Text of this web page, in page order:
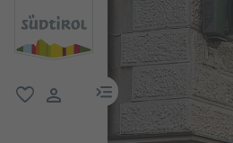
menu link